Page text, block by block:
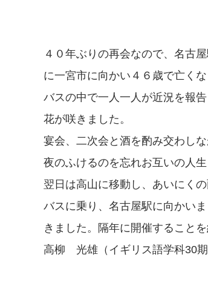
４０年ぶりの再会なので、名古
に一宮市に向かい４６歳で亡く
バスの中で一人一人が近況を報
花が咲きました。
宴会、二次会と酒を酌み交わし
夜のふけるのを忘れお互いの人生
翌日は高山に移動し、あいにく
バスに乗り、名古屋駅に向かい
きました。隔年に開催すること
高柳 光雄（イギリス語学科30期